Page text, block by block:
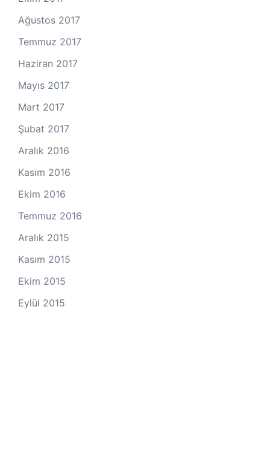
Ağustos 2017
Temmuz 2017
Haziran 2017
Mayıs 2017
Mart 2017
Şubat 2017
Aralık 2016
Kasım 2016
Ekim 2016
Temmuz 2016
Aralık 2015
Kasım 2015
Ekim 2015
Eylül 2015